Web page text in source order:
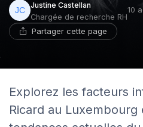
Justine Castellan
Chargée de recherche RH
10
Partager cette page
Explorez les facteurs
Ricard au